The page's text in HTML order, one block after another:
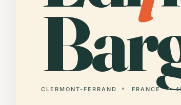
CLERMONT-FERRAND FRANCE